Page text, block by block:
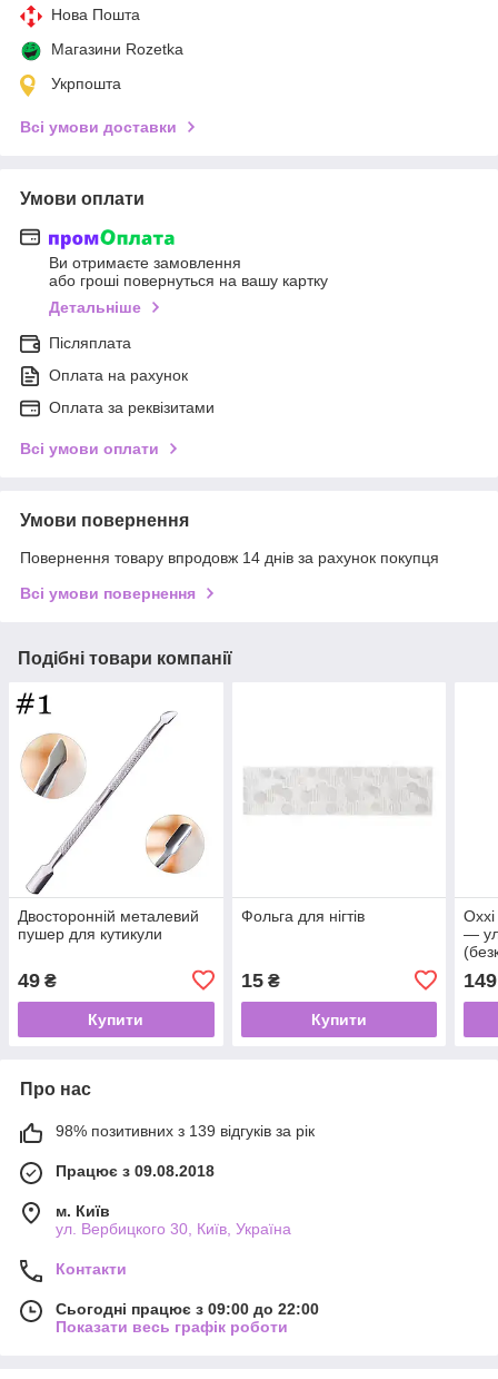
Нова Пошта
Магазини Rozetka
Укрпошта
Всі умови доставки
Умови оплати
Ви отримаєте замовлення
або гроші повернуться на вашу картку
Детальніше
Післяплата
Оплата на рахунок
Оплата за реквізитами
Всі умови оплати
Умови повернення
Повернення товару впродовж 14 днів за рахунок покупця
Всі умови повернення
Подібні товари компанії
Двосторонній металевий
пушер для кутикули
49 ₴
Купити
Фольга для нігтів
15₴
Купити
—
149
Про нас
98% позитивних з 139 відгуків за рік
Працює з 09.08.2018
м. Київ
ул. Вербицкого 30, Київ, Україна
Контакти
Сьогодні працює з 09:00 до 22:00
Показати весь графік роботи